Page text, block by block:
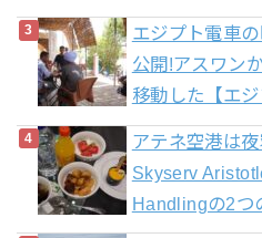
エジプト電車
公開!アスワン
移動した【エジ
アテネ空港は
Skyserv
Handlingの2つ